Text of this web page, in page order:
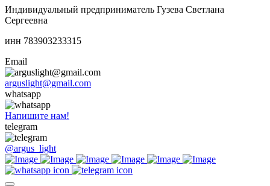
Индивидуальный предприниматель Гузева Светлана
Сергеевна
инн 783903233315
Email
arguslight@gmail.com
whatsapp
Напишите нам!
telegram
@argus_light